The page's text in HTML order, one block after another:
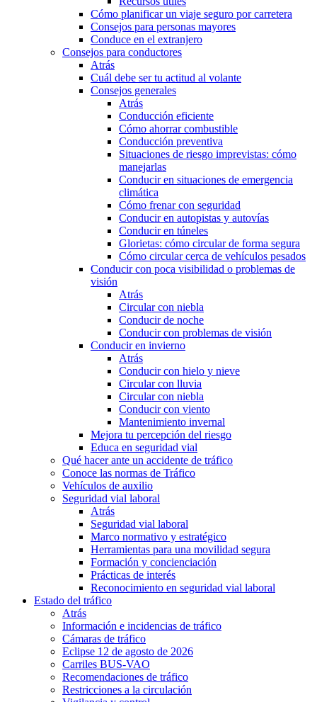
Cómo planificar un viaje seguro por carretera
Consejos para personas mayores
Conduce en el extranjero
Consejos para conductores
Atrás
Cuál debe ser tu actitud al volante
Consejos generales
Atrás
Conducción eficiente
Cómo ahorrar combustible
Conducción preventiva
Situaciones de riesgo imprevistas: cómo
manejarlas
Conducir en situaciones de emergencia
climática
Cómo frenar con seguridad
Conducir en autopistas y autovías
Conducir en túneles
Glorietas: cómo circular de forma segura
Cómo circular cerca de vehículos pesados
Conducir con poca visibilidad o problemas de
visión
Atrás
Circular con niebla
Conducir de noche
Conducir con problemas de visión
Conducir en invierno
Atrás
Conducir con hielo y nieve
Circular con lluvia
Circular con niebla
Conducir con viento
Mantenimiento invernal
Mejora tu percepción del riesgo
Educa en seguridad vial
Qué hacer ante un accidente de tráfico
Conoce las normas de Tráfico
Vehículos de auxilio
Seguridad vial laboral
Atrás
Seguridad vial laboral
Marco normativo y estratégico
Herramientas para una movilidad segura
Formación y concienciación
Prácticas de interés
Reconocimiento en seguridad vial laboral
Estado del tráfico
Atrás
Información e incidencias de tráfico
Cámaras de tráfico
Eclipse 12 de agosto de 2026
Carriles BUS-VAO
Recomendaciones de tráfico
Restricciones a la circulación